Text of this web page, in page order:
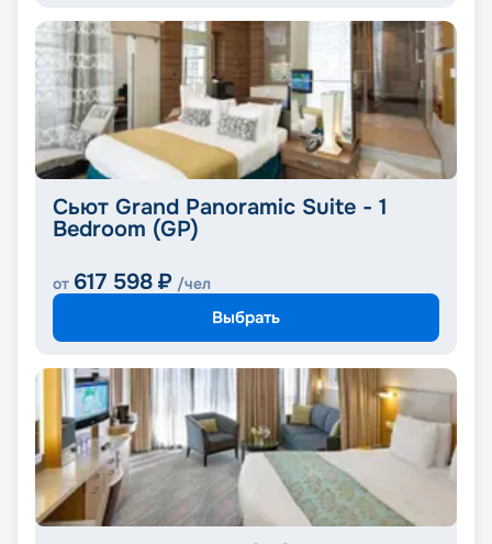
Сьют Grand Panoramic Suite - 1
Bedroom (GP)
от 617 598 ₽ /чел
Выбрать